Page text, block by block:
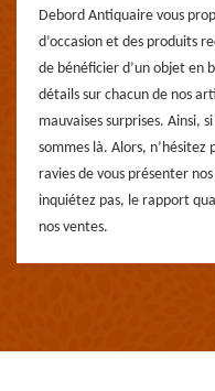
Debord Antiquaire vous
d’occasion et des produits
de bénéficier d’un objet en
détails sur chacun de nos
mauvaises surprises. Ainsi,
sommes là. Alors, n’hésitez
ravies de vous présenter
inquiétez pas, le rapport
nos ventes.